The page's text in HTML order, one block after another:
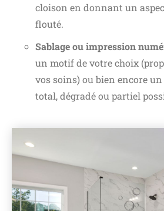
cloison en donnant un
flouté.
Sablage ou impression
un motif de votre choix
vos soins) ou bien encore
total, dégradé ou partiel